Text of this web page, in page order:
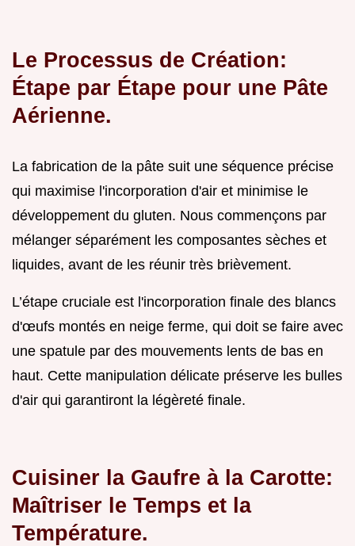
Le Processus de Création:
Étape par Étape pour une Pâte
Aérienne.
La fabrication de la pâte suit une séquence précise
qui maximise l'incorporation d'air et minimise le
développement du gluten. Nous commençons par
mélanger séparément les composantes sèches et
liquides, avant de les réunir très brièvement.
L’étape cruciale est l'incorporation finale des blancs
d'œufs montés en neige ferme, qui doit se faire avec
une spatule par des mouvements lents de bas en
haut. Cette manipulation délicate préserve les bulles
d'air qui garantiront la légèreté finale.
Cuisiner la Gaufre à la Carotte:
Maîtriser le Temps et la
Température.